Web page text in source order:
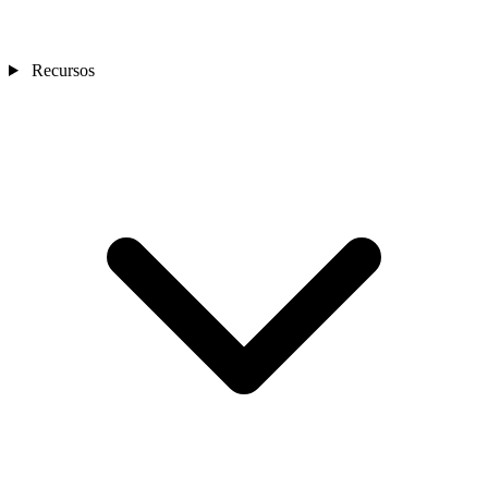
Recursos